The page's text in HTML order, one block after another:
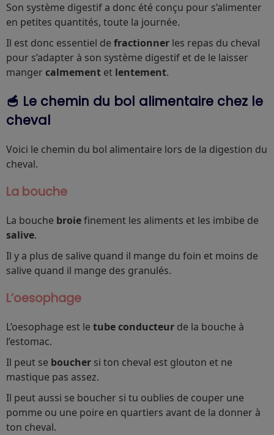
Son système digestif a donc été conçu pour s’alimenter
en petites quantités, toute la journée.
Il est donc essentiel de fractionner les repas du cheval
pour s’adapter à son système digestif et de le laisser
mangercalmement et lentement.
🥣 Le chemin du bol alimentaire chez le
cheval
Voici le chemin du bol alimentaire lors de la digestion du
cheval.
La bouche
La bouche broiefinement les aliments et les imbibe de
salive.
Il y a plus de salive quand il mange du foin et moins de
salive quand il mange des granulés.
L’oesophage
L’oesophage est le tube conducteur de la bouche à
l’estomac.
Il peut se boucher si ton cheval est glouton et ne
mastique pas assez.
Il peut aussi se boucher si tu oublies de couper une
pomme ou une poire en quartiers avant de la donner à
ton cheval.